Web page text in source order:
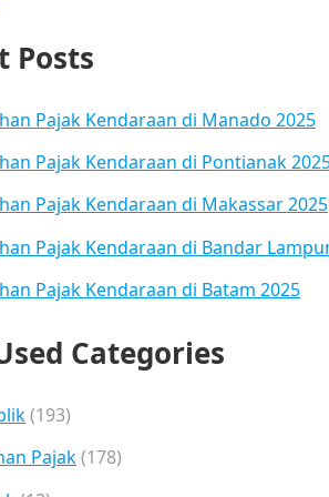
Posts
Pajak Kendaraan di Manado 2025
Pajak Kendaraan di Pontianak
Pajak Kendaraan di Makassar 2025
Pajak Kendaraan di Bandar
Pajak Kendaraan di Batam 2025
Categories
(193)
Pajak(178)